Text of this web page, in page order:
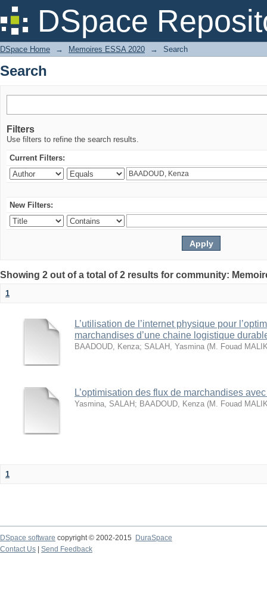
DSpace
Search
DSpace Home → Memoires ESSA 2020 → Search
Search
Filters
Use filters to refine the search results.
Current Filters:
New Filters:
Showing 2 out of a total of 2 results for community:
1
L’utilisation de l’internet physique pour
marchandises d’une chaine logistique
BAADOUD, Kenza; SALAH, Yasmina (M. Fouad
L’optimisation des flux de marchandises
Yasmina, SALAH ; BAADOUD, Kenza (M. Fouad
1
DSpace software copyright © 2002-2015
DuraSpace
Contact Us
Send Feedback